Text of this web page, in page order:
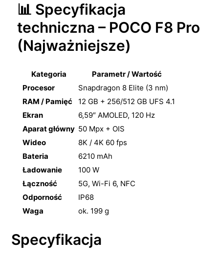
📊 Specyfikacja
techniczna – POCO F8 Pro
(Najważniejsze)
Kategoria
Parametr / Wartość
Procesor
Snapdragon 8 Elite (3 nm)
RAM / Pamięć
12 GB + 256/512 GB UFS 4.1
Ekran
6,59″ AMOLED, 120 Hz
Aparat główny 50 Mpx + OIS
Wideo
8K / 4K 60 fps
Bateria
6210 mAh
Ładowanie
100 W
Łączność
5G, Wi-Fi 6, NFC
Odporność
IP68
Waga
ok. 199 g
Specyfikacja